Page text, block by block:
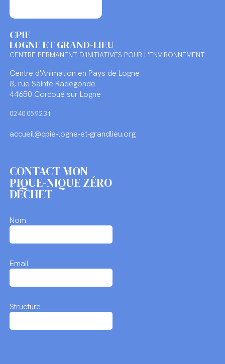
CPIE
LOGNE ET GRAND-LIEU
CENTRE PERMANENT D'INITIATIVES POUR L'ENVIRONNEMENT
Centre d'Animation en Pays de Logne
8, rue Sainte Radegonde
44650 Corcoué sur Logne
02 40 05 92 31
accueil@cpie-logne-et-grandlieu.org
CONTACT MON
PIQUE-NIQUE ZÉRO
DÉCHET
Nom
Email
Structure